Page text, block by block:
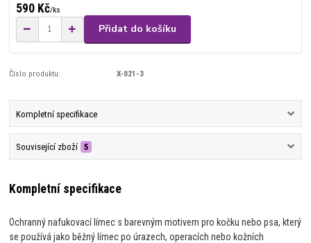
590 Kč/ks
Přidat do košíku
Číslo produktu: X-021-3
Kompletní specifikace
Související zboží 5
Kompletní specifikace
Ochranný nafukovací límec s barevným motivem pro kočku nebo psa, který
se používá jako běžný límec po úrazech, operacích nebo kožních